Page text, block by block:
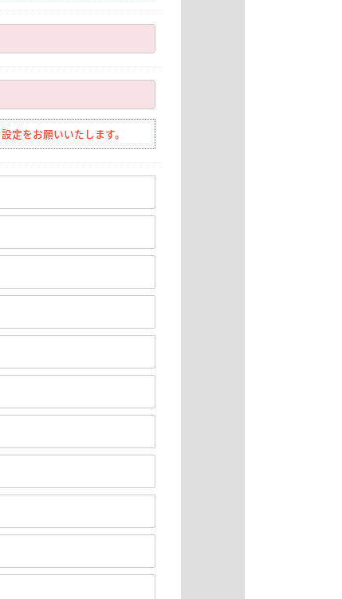
定をお願いいたします。